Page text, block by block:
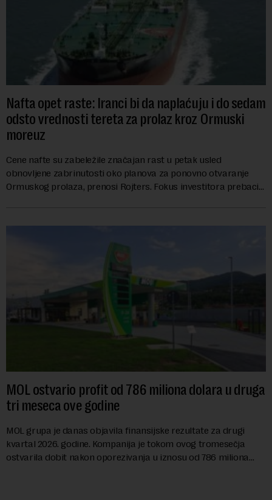
Nafta opet raste: Iranci bi da naplaćuju i do sedam
odsto vrednosti tereta za prolaz kroz Ormuski
moreuz
Cene nafte su zabeležile značajan rast u petak usled
obnovljene zabrinutosti oko planova za ponovno otvaranje
Ormuskog prolaza, prenosi Rojters. Fokus investitora prebacio
MOL ostvario profit od 786 miliona dolara u druga
tri meseca ove godine
MOL grupa je danas objavila finansijske rezultate za drugi
kvartal 2026. godine. Kompanija je tokom ovog tromesečja
ostvarila dobit nakon oporezivanja u iznosu od 786 miliona